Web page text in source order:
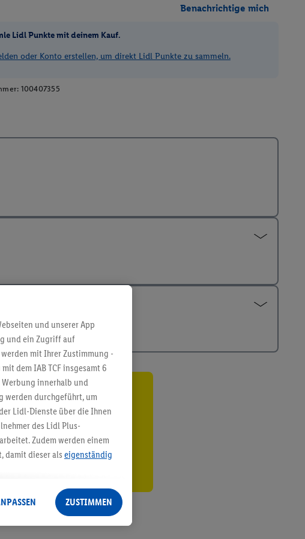
Benachrichtige mich
Lidl Punkte mit deinem Kauf.
oder Konto erstellen, um direkt Lidl Punkte zu sammeln.
100407355
anmelden
und unserer App
und ein Zugriff auf
mit Ihrer Zustimmung -
dem IAB TCF insgesamt 6
innerhalb und
werden durchgeführt, um
Lidl-Dienste über die Ihnen
des Lidl Plus-
Zudem werden einem
damit dieser als eigenständig
der Lidl-Dienste, Ihr
Geschlecht - sowie Ihre
dem Speichern von
ZUSTIMMEN